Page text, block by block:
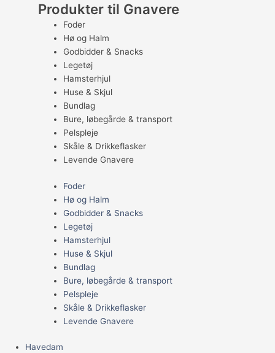
Produkter til Gnavere
Foder
Hø og Halm
Godbidder & Snacks
Legetøj
Hamsterhjul
Huse & Skjul
Bundlag
Bure, løbegårde & transport
Pelspleje
Skåle & Drikkeflasker
Levende Gnavere
Foder
Hø og Halm
Godbidder & Snacks
Legetøj
Hamsterhjul
Huse & Skjul
Bundlag
Bure, løbegårde & transport
Pelspleje
Skåle & Drikkeflasker
Levende Gnavere
Havedam